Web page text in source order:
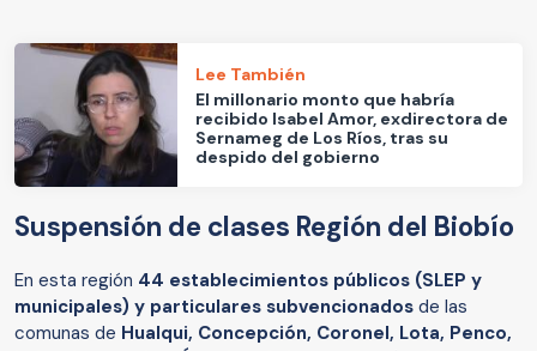
Lee También
El millonario monto que habría
recibido Isabel Amor, exdirectora de
Sernameg de Los Ríos, tras su
despido del gobierno
Suspensión de clases Región del Biobío
En esta región 44 establecimientos públicos (SLEP y
municipales) y particulares subvencionados de las
comunas de Hualqui, Concepción, Coronel, Lota, Penco,